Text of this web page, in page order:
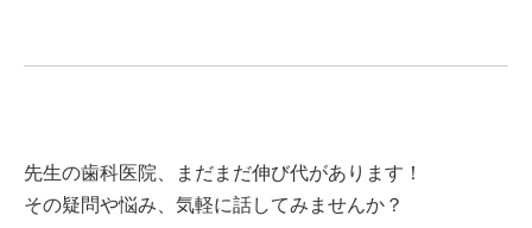
先生の歯科医院、まだまだ伸び代があります！
その疑問や悩み、気軽に話してみませんか？